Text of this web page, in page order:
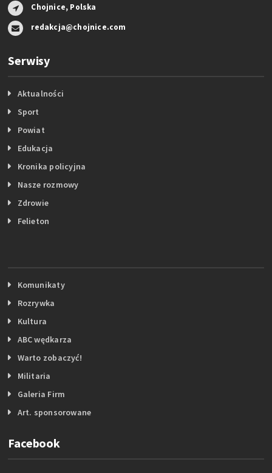
Chojnice, Polska
redakcja@chojnice.com
Serwisy
Aktualności
Sport
Powiat
Edukacja
Kronika policyjna
Nasze rozmowy
Zdrowie
Felieton
Komunikaty
Rozrywka
Kultura
ABC wędkarza
Warto zobaczyć!
Militaria
Galeria Firm
Art. sponsorowane
Facebook